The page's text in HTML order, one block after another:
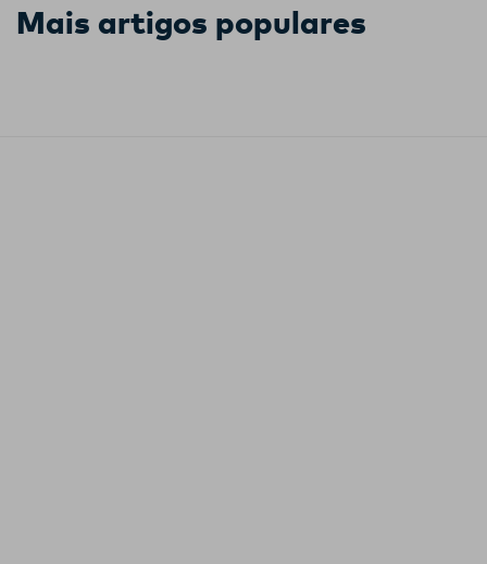
Mais artigos populares